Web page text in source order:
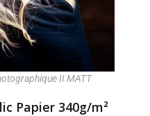
II MATT
Papier 340g/m²